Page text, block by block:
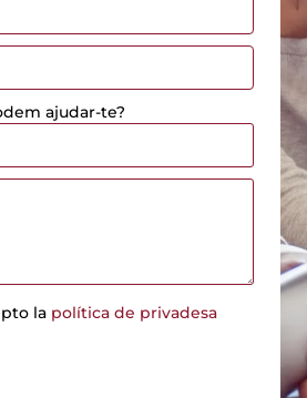
ajudar-te?
la política de privadesa